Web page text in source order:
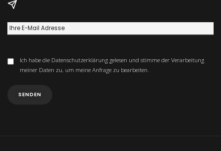
Ich habe die Datenschutzerklärung gelesen und stimme der Verarbeitung
meiner Daten zu, um meine Anfrage zu bearbeiten.